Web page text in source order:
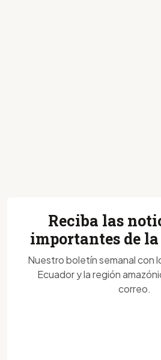
Reciba las
importantes de
Nuestro boletín semanal con
Ecuador y la región
correo.